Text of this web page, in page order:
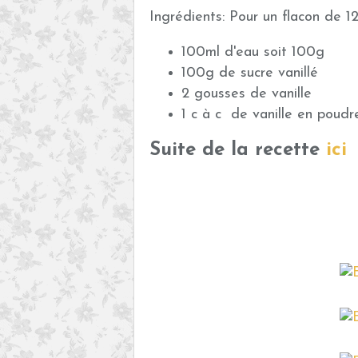
Ingrédients: Pour un flacon de
100ml d'eau soit 100g
100g de sucre vanillé
2 gousses de vanille
1 c à c de vanille en
Suite de la recette ici